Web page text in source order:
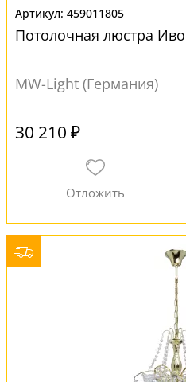
459011805
Потолочная люстра
MW-Light (Германия)
30 210 ₽